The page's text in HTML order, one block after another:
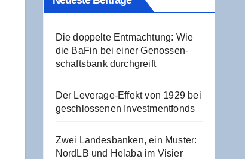
Die dop­pel­te Ent­mach­tung: Wie
die BaFin bei einer Genos­sen­
schafts­bank durchgreift
Der Levera­ge-Effekt von 1929 bei
geschlos­se­nen Investmentfonds
Zwei Lan­des­ban­ken, ein Mus­ter:
NordLB und Hela­ba im Visier